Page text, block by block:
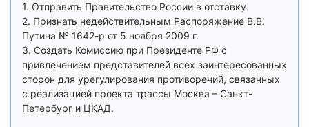
1. Отправить Правительство России в отставку.
2. Признать недействительным Распоряжение В.В.
Путина № 1642-р от 5 ноября 2009 г.
3. Создать Комиссию при Президенте РФ с
привлечением представителей всех заинтересованных
сторон для урегулирования противоречий, связанных
с реализацией проекта трассы Москва – Санкт-
Петербург и ЦКАД.